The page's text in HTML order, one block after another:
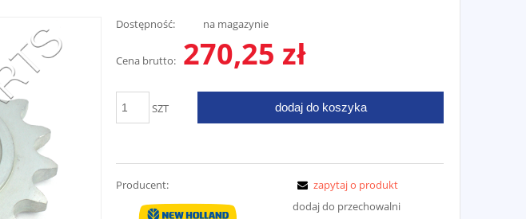
Dostępność: na magazynie
Cena brutto: 270,25 zł
SZT dodaj do koszyka
Producent:
zapytaj o produkt
dodaj do przechowalni